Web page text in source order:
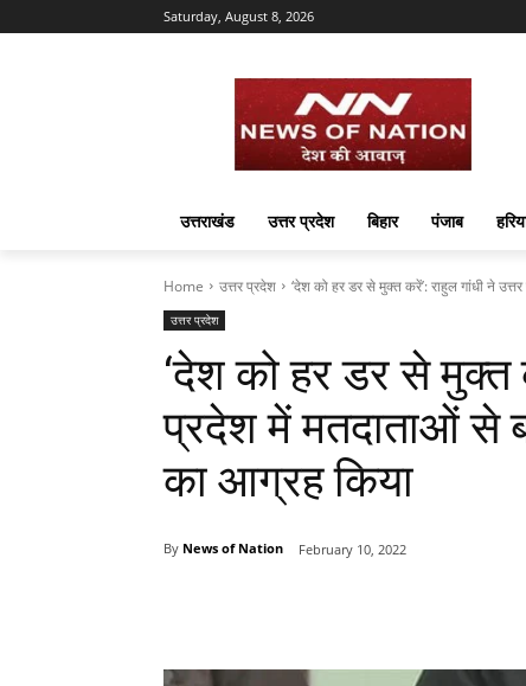
Saturday, August 8, 2026
उत्तराखंड उत्तर प्रदेश बिहार पंजाब
Home उत्तर प्रदेश ‘देश को हर डर से मुक्त करें’: राहुल गांधी ने
उत्तर प्रदेश
‘देश को हर डर से मुक्त
प्रदेश में मतदाताओं से
का आग्रह किया
By News of Nation February 10, 2022